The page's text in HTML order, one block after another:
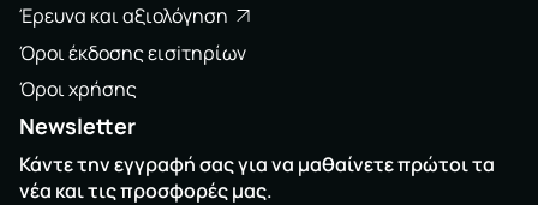
Έρευνα και αξιολόγηση
Όροι έκδοσης εισiτηρίων
Όροι χρήσης
Newsletter
Κάντε την εγγραφή σας για να μαθαίνετε πρώτοι τα
νέα και τις προσφορές μας.